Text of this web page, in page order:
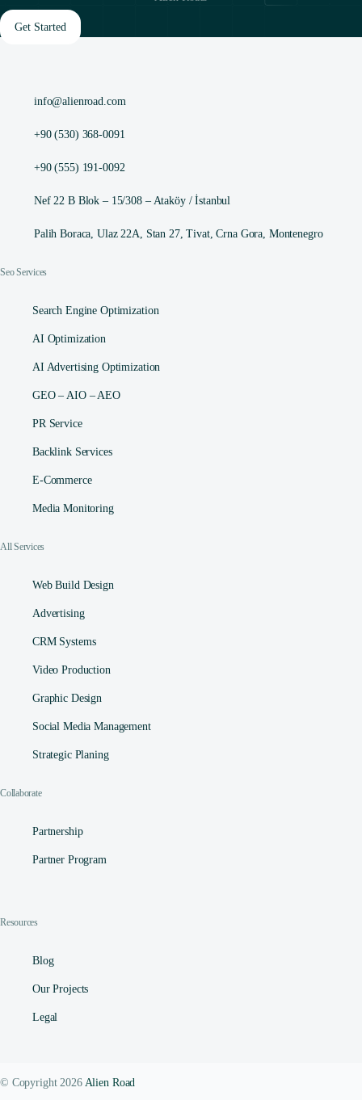
Get Started
info@alienroad.com
+90 (530) 368-0091
+90 (555) 191-0092
Nef 22 B Blok – 15/308 – Ataköy / İstanbul
Palih Boraca, Ulaz 22A, Stan 27, Tivat, Crna Gora, Montenegro
Seo Services
Search Engine Optimization
AI Optimization
AI Advertising Optimization
GEO – AIO – AEO
PR Service
Backlink Services
E-Commerce
Media Monitoring
All Services
Web Build Design
Advertising
CRM Systems
Video Production
Graphic Design
Social Media Management​
Strategic Planing
Collaborate
Partnership
Partner Program
Resources
Blog
Our Projects
Legal
© Copyright 2026 Alien Road